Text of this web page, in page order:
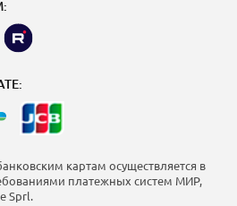
картам осуществляется в
платежных систем МИР,
Sprl.